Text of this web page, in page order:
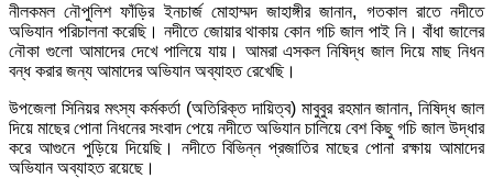
নীলকমল নৌপুলিশ ফাঁড়ির ইনচার্জ মোহাম্মদ জাহাঙ্গীর জানান, গতকাল রাতে নদীতে
অভিযান পরিচালনা করেছি। নদীতে জোয়ার থাকায় কোন গচি জাল পাই নি। বাঁধা জালের
নৌকা গুলো আমাদের দেখে পালিয়ে যায়। আমরা এসকল নিষিদ্ধ জাল দিয়ে মাছ নিধন
বন্ধ করার জন্য আমাদের অভিযান অব্যাহত রেখেছি।
উপজেলা সিনিয়র মৎস্য কর্মকর্তা (অতিরিক্ত দায়িত্ব) মাবুবুর রহমান জানান, নিষিদ্ধ জাল
দিয়ে মাছের পোনা নিধনের সংবাদ পেয়ে নদীতে অভিযান চালিয়ে বেশ কিছু গচি জাল উদ্ধার
করে আগুনে পুড়িয়ে দিয়েছি। নদীতে বিভিন্ন প্রজাতির মাছের পোনা রক্ষায় আমাদের
অভিযান অব্যাহত রয়েছে।